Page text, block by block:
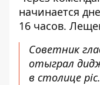
начинается
16 часов.
Советник
отыграл
в столице